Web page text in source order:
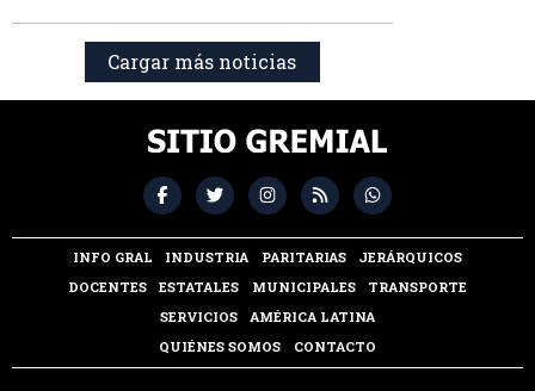
Cargar más noticias
INFO GRAL INDUSTRIA PARITARIAS
JERÁRQUICOS
DOCENTES
ESTATALES MUNICIPALES
TRANSPORTE
SERVICIOS
AMÉRICA LATINA
QUIÉNES SOMOS
CONTACTO